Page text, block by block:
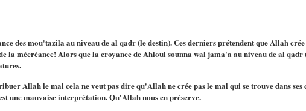
des mou'tazila au niveau de al qadr (le destin). Ces derniers prétendent que Allah
la mécréance! Alors que la croyance de Ahloul sounna wal jama'a au niveau de al
Allah le mal cela ne veut pas dire qu'Allah ne crée pas le mal qui se trouve dans ses
une mauvaise interprétation. Qu'Allah nous en préserve.